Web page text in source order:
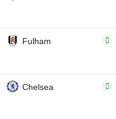
Fulham
Chelsea